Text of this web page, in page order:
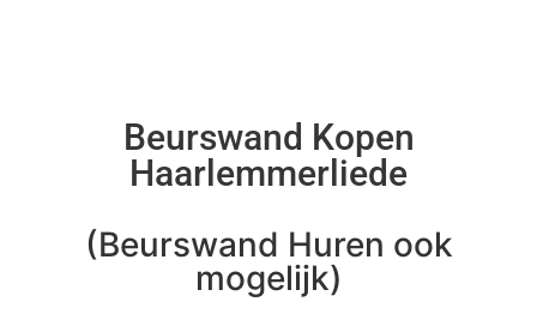
Beurswand Kopen
Haarlemmerliede
(Beurswand Huren ook
mogelijk)